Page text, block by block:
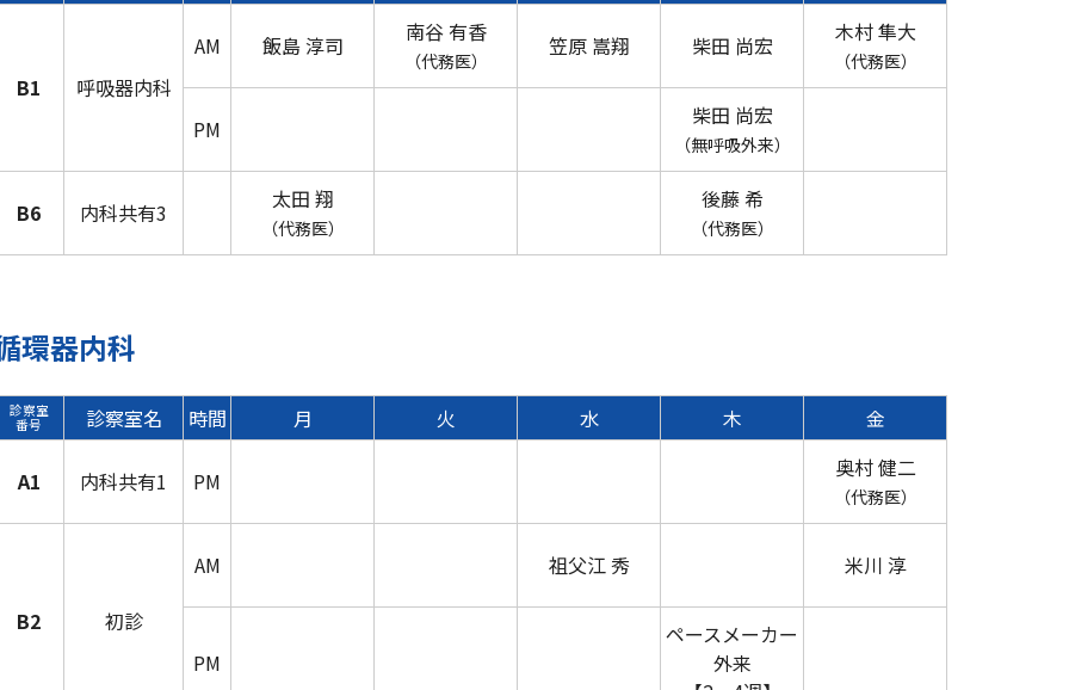
B1 呼吸器内科
AM 飯島 淳司 南谷 有香
（代務医）
笠原 嵩翔 柴田 尚宏 木村 隼大
（代務医）
PM 柴田 尚宏
（無呼吸外来）
B6 内科共有3 太田 翔
（代務医）
後藤 希
（代務医）
環器内科
診察室
番号
診察室名 時間 月 火 水 木 金
A1 内科共有1 PM 奥村 健二
（代務医）
B2 初診
AM 祖父江 秀 米川 淳
PM
ペースメーカー
外来